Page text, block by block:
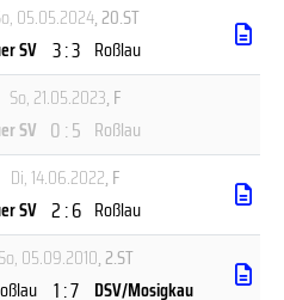
05.05.2024, 20.ST
SV 3 : 3 Roßlau
So, 21.05.2023, F
SV 0 : 5 Roßlau
Di, 14.06.2022, F
SV 2 : 6 Roßlau
So, 05.09.2010, 2.ST
1 : 7 DSV/Mosigkau